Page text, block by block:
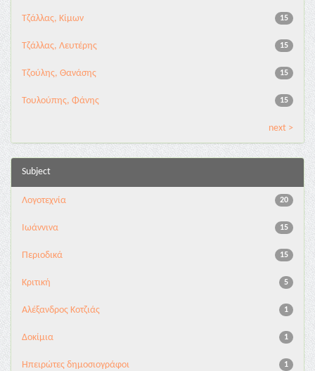
15
Τζάλλας, Κίμων
15
Τζάλλας, Λευτέρης
15
Τζούλης, Θανάσης
15
Τουλούπης, Φάνης
next >
Subject
20
Λογοτεχνία
15
Ιωάννινα
15
Περιοδικά
5
Κριτική
1
Αλέξανδρος Κοτζιάς
1
Δοκίμια
1
Ηπειρώτες δημοσιογράφοι